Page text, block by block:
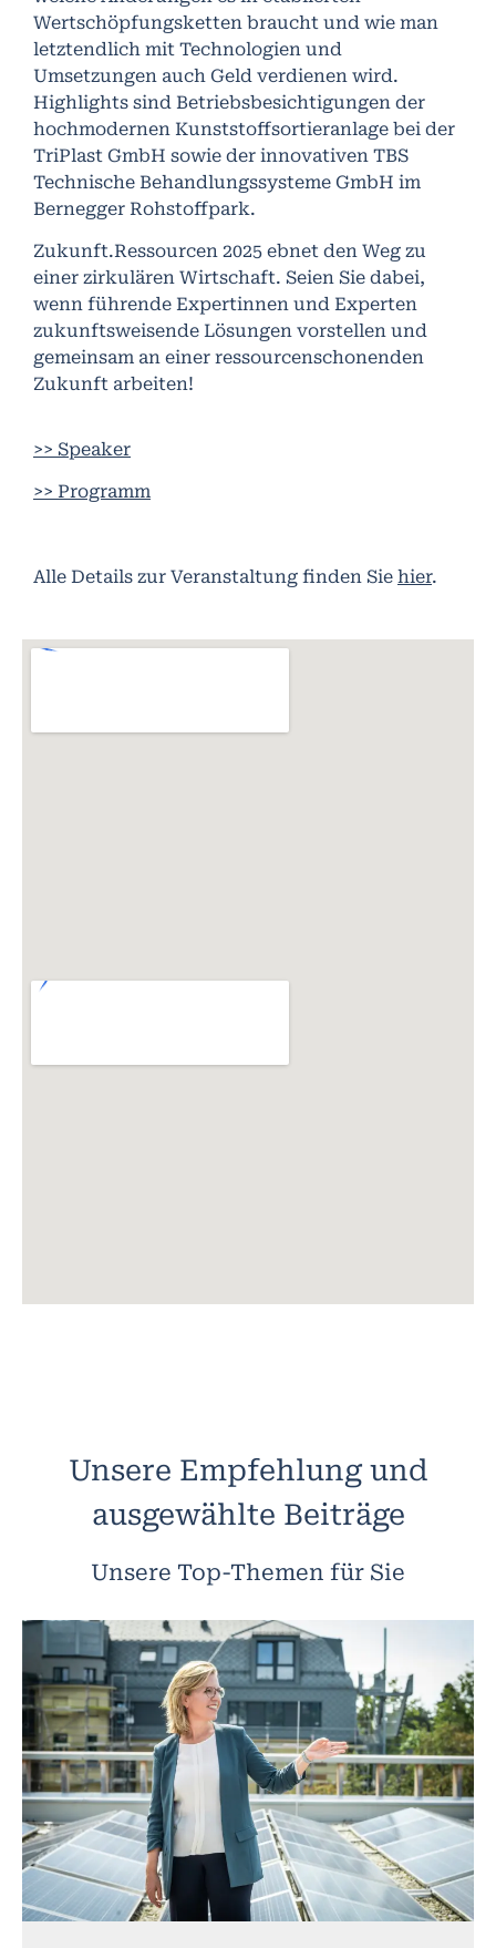
Wertschöpfungsketten braucht und wie man
letztendlich mit Technologien und
Umsetzungen auch Geld verdienen wird.
Highlights sind Betriebsbesichtigungen der
hochmodernen Kunststoffsortieranlage bei der
TriPlast GmbH sowie der innovativen TBS
Technische Behandlungssysteme GmbH im
Bernegger Rohstoffpark.
Zukunft.Ressourcen 2025 ebnet den Weg zu
einer zirkulären Wirtschaft. Seien Sie dabei,
wenn führende Expertinnen und Experten
zukunftsweisende Lösungen vorstellen und
gemeinsam an einer ressourcenschonenden
Zukunft arbeiten!
>> Speaker
>> Programm
Alle Details zur Veranstaltung finden Sie hier.
Unsere Empfehlung und
ausgewählte Beiträge
Unsere Top-Themen für Sie